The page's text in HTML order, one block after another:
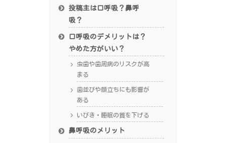
投稿主は口呼吸？鼻呼
吸？
口呼吸のデメリットは？
やめた方がいい？
虫歯や歯周病のリスクが高
まる
歯並びや顔立ちにも影響が
ある
いびき・睡眠の質を下げる
鼻呼吸のメリット